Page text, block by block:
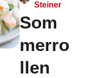
Steiner
Som
merro
llen